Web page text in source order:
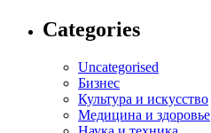
Categories
Uncategorised
Бизнес
Культура и искусство
Медицина и здоровье